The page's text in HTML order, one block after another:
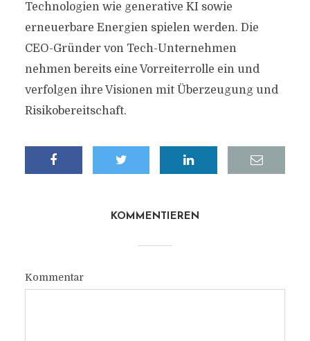
Technologien wie generative KI sowie
erneuerbare Energien spielen werden. Die
CEO-Gründer von Tech-Unternehmen
nehmen bereits eine Vorreiterrolle ein und
verfolgen ihre Visionen mit Überzeugung und
Risikobereitschaft.
KOMMENTIEREN
Kommentar